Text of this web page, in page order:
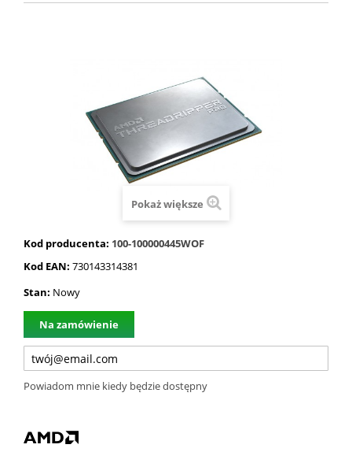
Pokaż większe
Kod producenta: 100-100000445WOF
Kod EAN: 730143314381
Stan: Nowy
Na zamówienie
Powiadom mnie kiedy będzie dostępny